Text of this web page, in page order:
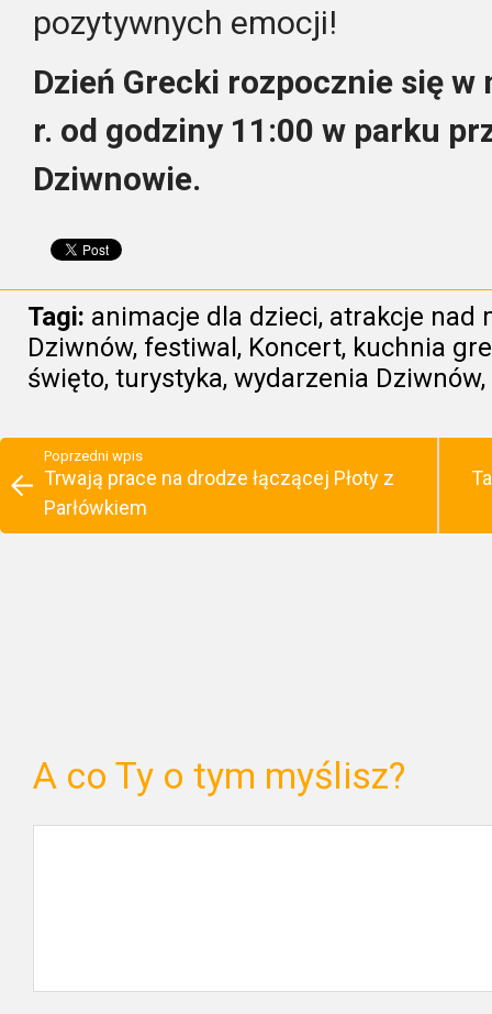
pozytywnych emocji!
Dzień Grecki rozpocznie się
r. od godziny 11:00 w parku
Dziwnowie.
Tagi: animacje dla dzieci, atrakcje nad
Dziwnów, festiwal , Koncert, kuchnia
święto, turystyka, wydarzenia Dziwnów,
Poprzedni wpis
Trwają prace na drodze łączącej Płoty z
Parłówkiem
A co Ty o tym myślisz?